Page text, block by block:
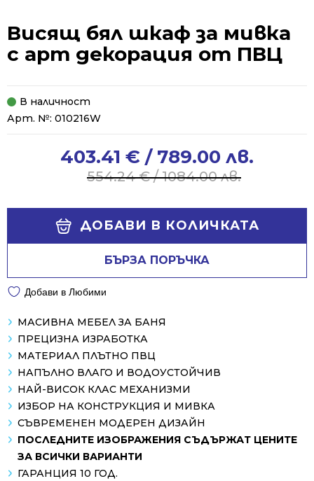
Висящ бял шкаф за мивка
с арт декорация от ПВЦ
В наличност
Арт. №: 010216W
554.24€/ 1084.00 лв.
554.24 €
403.41 € / 789.00 лв.
403.41 €
ДОБАВИ В КОЛИЧКАТА
БЪРЗА ПОРЪЧКА
Добави в Любими
МАСИВНА МЕБЕЛ ЗА БАНЯ
ПРЕЦИЗНА ИЗРАБОТКА
МАТЕРИАЛ ПЛЪТНО ПВЦ
НАПЪЛНО ВЛАГО И ВОДОУСТОЙЧИВ
НАЙ-ВИСОК КЛАС МЕХАНИЗМИ
ИЗБОР НА КОНСТРУКЦИЯ И МИВКА
СЪВРЕМЕНЕН МОДЕРЕН ДИЗАЙН
ПОСЛЕДНИТЕ ИЗОБРАЖЕНИЯ СЪДЪРЖАТ ЦЕНИТЕ
ЗА ВСИЧКИ ВАРИАНТИ
ГАРАНЦИЯ 10 ГОД.